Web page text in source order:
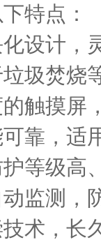
特点：
设计，
圾焚烧
触摸屏
靠，适
等级高
监测，
术，长